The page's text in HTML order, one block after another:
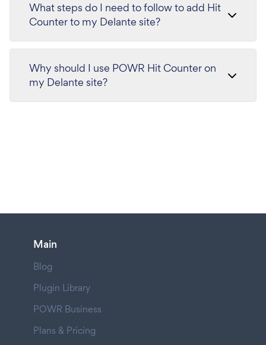
What steps do I need to follow to add Hit
Counter to my Delante site?
Why should I use POWR Hit Counter on
my Delante site?
Main
Blog
Plugin Library
POWR Business
Plans & Pricing